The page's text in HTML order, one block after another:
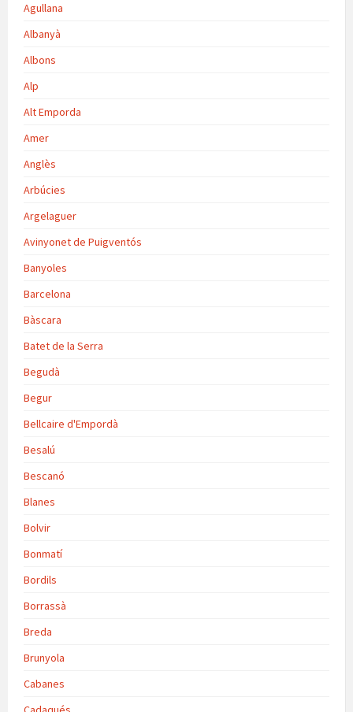
Agullana
Albanyà
Albons
Alp
Alt Emporda
Amer
Anglès
Arbúcies
Argelaguer
Avinyonet de Puigventós
Banyoles
Barcelona
Bàscara
Batet de la Serra
Begudà
Begur
Bellcaire d'Empordà
Besalú
Bescanó
Blanes
Bolvir
Bonmatí
Bordils
Borrassà
Breda
Brunyola
Cabanes